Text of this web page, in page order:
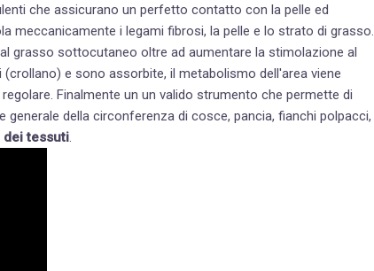
che assicurano un perfetto contatto con la pelle ed
meccanicamente i legami fibrosi, la pelle e lo strato di grasso.
grasso sottocutaneo oltre ad aumentare la stimolazione al
e sono assorbite, il metabolismo dell'area viene
aumentato. Il risultato finale è un aspetto più liscio e più regolare. Finalmente un un valido strumento che permette di
generale della circonferenza di cosce, pancia, fianchi polpacci,
tessuti.